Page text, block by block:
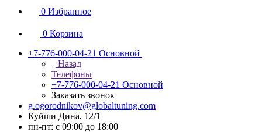
0 Избранное
0 Корзина
+7-776-000-04-21 Основной
Назад
Телефоны
+7-776-000-04-21 Основной
Заказать звонок
g.ogorodnikov@globaltuning.com
Куйши Дина, 12/1
пн-пт: с 09:00 до 18:00